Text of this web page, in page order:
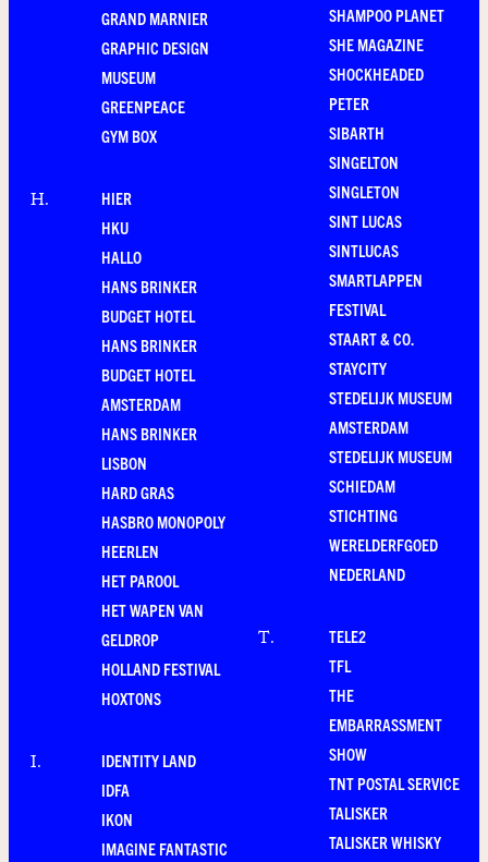
GRAND MARNIER
GRAPHIC DESIGN
MUSEUM
GREENPEACE
GYM BOX
H.
HIER
HKU
HALLO
HANS BRINKER
BUDGET HOTEL
HANS BRINKER
BUDGET HOTEL
AMSTERDAM
HANS BRINKER
LISBON
HARD GRAS
HASBRO MONOPOLY
HEERLEN
HET PAROOL
HET WAPEN VAN
GELDROP
HOLLAND FESTIVAL
HOXTONS
I.
IDENTITY LAND
IDFA
IKON
IMAGINE FANTASTIC
SHAMPOO PLANET
SHE MAGAZINE
SHOCKHEADED
PETER
SIBARTH
SINGELTON
SINGLETON
SINT LUCAS
SINTLUCAS
SMARTLAPPEN
FESTIVAL
STAART & CO.
STAYCITY
STEDELIJK MUSEUM
AMSTERDAM
STEDELIJK MUSEUM
SCHIEDAM
STICHTING
WERELDERFGOED
NEDERLAND
T.
TELE2
TFL
THE
EMBARRASSMENT
SHOW
TNT POSTAL SERVICE
TALISKER
TALISKER WHISKY